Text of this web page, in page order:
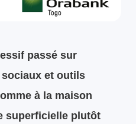
passé sur
et outils
à la maison
superficielle plutôt